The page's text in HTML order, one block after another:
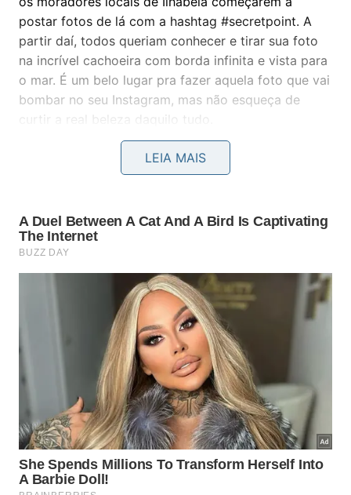
postar fotos de lá com a hashtag #secretpoint. A
partir daí, todos queriam conhecer e tirar sua foto
na incrível cachoeira com borda infinita e vista para
o mar. É um belo lugar pra fazer aquela foto que vai
bombar no seu Instagram, mas não esqueça de
curtir a real beleza daquilo tudo.
É, sem dúvida, uma das vistas mais bonitas de
Ilhabela, mas o local tem muito mais atrativos para
os visitantes. O Ribeirão do Bexiga é repleto de
gigantescos poços naturais, o primeiro deles é logo
no começo da trilha e de fácil acesso, vale uma
parada para um banho daqueles de lavar a alma! Aí,
LEIA MAIS